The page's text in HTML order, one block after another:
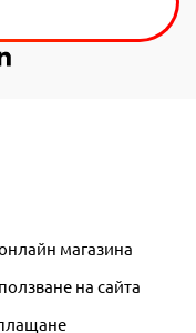
магазина
на сайта